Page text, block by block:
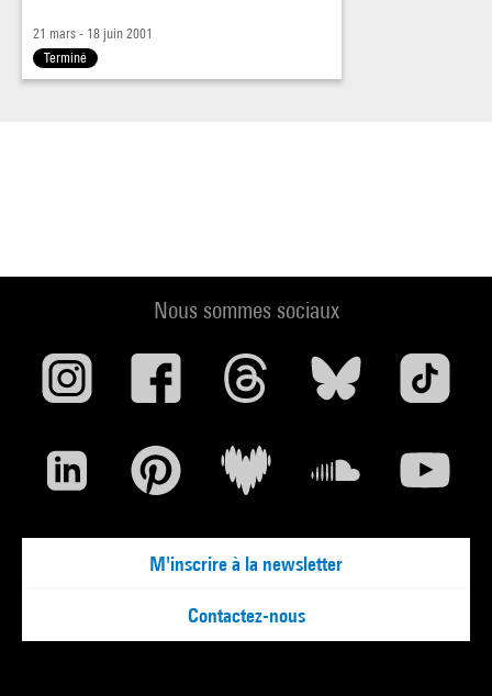
21 mars - 18 juin 2001
Terminé
Nous sommes sociaux
M'inscrire à la newsletter
Contactez-nous